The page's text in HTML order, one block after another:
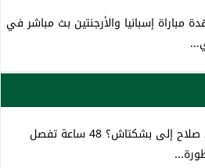
مباراة إسبانيا والأرجنتين بث مباشر في
محمد صلاح إلى بشكتاش؟ 48 ساعة تفصل